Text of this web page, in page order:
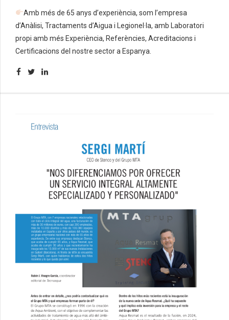
Amb més de 65 anys d’experiència, som l’empresa
d’Anàlisi, Tractaments d’Aigua i Legionel·la, amb Laboratori
propi amb més Experiència, Referències, Acreditacions i
Certificacions del nostre sector a Espanya.